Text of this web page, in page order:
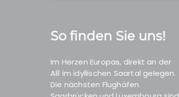
So finden Sie uns!
Im Herzen Europas, direkt an der
A8 im idyllischen Saartal gelegen.
Die nächsten Flughäfen